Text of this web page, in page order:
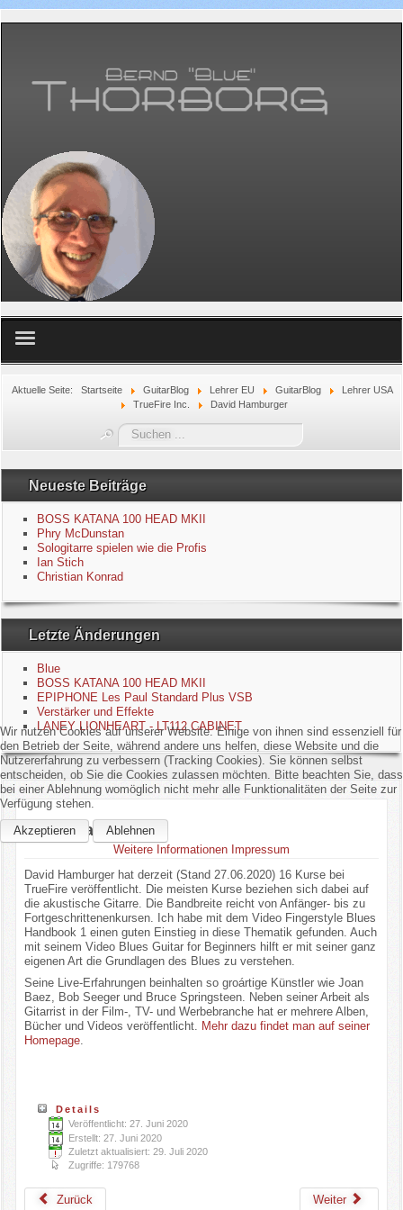
Equipment
GuitarBlog
Kontakt
Impressum
Datenschutzerklärung
Links
Gästebuch
Aktuelle Seite: Startseite GuitarBlog Lehrer EU GuitarBlog
Lehrer USA
TrueFire Inc.
David Hamburger
Suchen
...
Neueste Beiträge
BOSS KATANA 100 HEAD MKII
Phry McDunstan
Sologitarre spielen wie die Profis
Ian Stich
Christian Konrad
Letzte Änderungen
Blue
BOSS KATANA 100 HEAD MKII
EPIPHONE Les Paul Standard Plus VSB
Verstärker und Effekte
LANEY LIONHEART - LT112 CABINET
David Hamburger
David Hamburger hat derzeit (Stand 27.06.2020) 16 Kurse bei
TrueFire veröffentlicht. Die meisten Kurse beziehen sich dabei auf
die akustische Gitarre. Die Bandbreite reicht von Anfänger- bis zu
Fortgeschrittenenkursen. Ich habe mit dem Video Fingerstyle Blues
Handbook 1 einen guten Einstieg in diese Thematik gefunden. Auch
mit seinem Video Blues Guitar for Beginners hilft er mit seiner ganz
eigenen Art die Grundlagen des Blues zu verstehen.
Seine Live-Erfahrungen beinhalten so groártige Künstler wie Joan
Baez, Bob Seeger und Bruce Springsteen. Neben seiner Arbeit als
Gitarrist in der Film-, TV- und Werbebranche hat er mehrere Alben,
Bücher und Videos veröffentlicht. Mehr dazu findet man auf seiner
Homepage.
Details
Veröffentlicht: 27. Juni 2020
Erstellt: 27. Juni 2020
Zuletzt aktualisiert: 29. Juli 2020
Zugriffe: 179768
Zurück Weiter
Wir nutzen Cookies auf unserer Website. Einige von ihnen sind essenziell für
den Betrieb der Seite, während andere uns helfen, diese Website und die
Nutzererfahrung zu verbessern (Tracking Cookies). Sie können selbst
entscheiden, ob Sie die Cookies zulassen möchten. Bitte beachten Sie, dass
bei einer Ablehnung womöglich nicht mehr alle Funktionalitäten der Seite zur
Verfügung stehen.
Akzeptieren
Ablehnen
Weitere Informationen Impressum